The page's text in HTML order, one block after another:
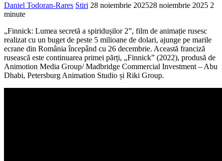
Daniel Todoran-Rares Stiri 28 noiembrie 202528 noiembrie 2025 2
minute
„Finnick: Lumea secretă a spiridușilor 2”, film de animație rusesc
realizat cu un buget de peste 5 milioane de dolari, ajunge pe marile
ecrane din România începând cu 26 decembrie. Această franciză
rusească este continuarea primei părți, „Finnick” (2022), produsă de
Animotion Media Group/ Madbridge Commercial Investment – Abu
Dhabi, Petersburg Animation Studio și Riki Group.